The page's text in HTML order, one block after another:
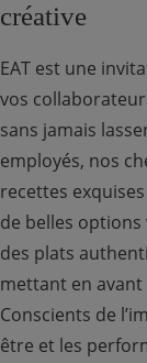
créative
EAT est une
vos
sans jamais
employés, nos
recettes
de belles options
des plats
mettant en
Conscients de
être et les